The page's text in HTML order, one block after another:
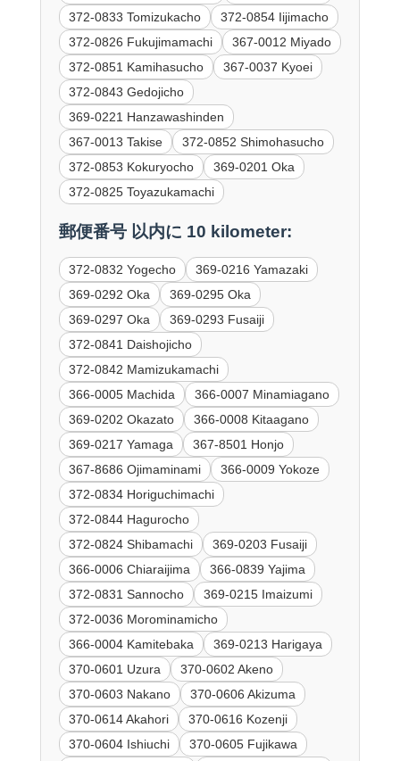
372-0833 Tomizukacho
372-0854 Iijimacho
372-0826 Fukujimamachi
367-0012 Miyado
372-0851 Kamihasucho
367-0037 Kyoei
372-0843 Gedojicho
369-0221 Hanzawashinden
367-0013 Takise
372-0852 Shimohasucho
372-0853 Kokuryocho
369-0201 Oka
372-0825 Toyazukamachi
郵便番号 以内に 10 kilometer:
372-0832 Yogecho
369-0216 Yamazaki
369-0292 Oka
369-0295 Oka
369-0297 Oka
369-0293 Fusaiji
372-0841 Daishojicho
372-0842 Mamizukamachi
366-0005 Machida
366-0007 Minamiagano
369-0202 Okazato
366-0008 Kitaagano
369-0217 Yamaga
367-8501 Honjo
367-8686 Ojimaminami
366-0009 Yokoze
372-0834 Horiguchimachi
372-0844 Hagurocho
372-0824 Shibamachi
369-0203 Fusaiji
366-0006 Chiaraijima
366-0839 Yajima
372-0831 Sannocho
369-0215 Imaizumi
372-0036 Morominamicho
366-0004 Kamitebaka
369-0213 Harigaya
370-0601 Uzura
370-0602 Akeno
370-0603 Nakano
370-0606 Akizuma
370-0614 Akahori
370-0616 Kozenji
370-0604 Ishiuchi
370-0605 Fujikawa